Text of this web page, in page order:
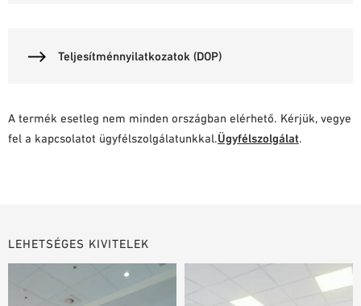
Teljesítménnyilatkozatok (DOP)
A termék esetleg nem minden országban elérhető. Kérjük, vegye
fel a kapcsolatot ügyfélszolgálatunkkal.Ügyfélszolgálat.
LEHETSÉGES KIVITELEK